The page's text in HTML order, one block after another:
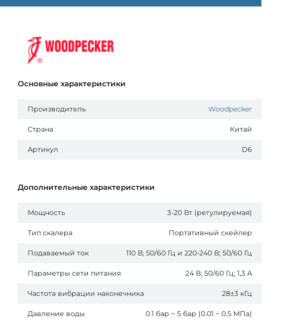
Основные характеристики
Производитель Woodpecker
Страна Китай
Артикул D6
Дополнительные характеристики
Мощность 3-20 Вт (регулируемая)
Тип скалера Портативный скейлер
Подаваемый ток 110 В; 50/60 Гц и 220-240 В; 50/60 Гц
Параметры сети питания 24 В; 50/60 Гц; 1,3 А
Частота вибрации наконечника 28±3 кГц
Давление воды 0.1 бар ~ 5 бар (0.01 ~ 0.5 МПа)